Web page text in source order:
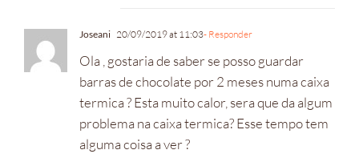
Joseani 20/09/2019 at 11:03- Responder
Ola , gostaria de saber se posso guardar
barras de chocolate por 2 meses numa caixa
termica ? Esta muito calor, sera que da algum
problema na caixa termica? Esse tempo tem
alguma coisa a ver ?